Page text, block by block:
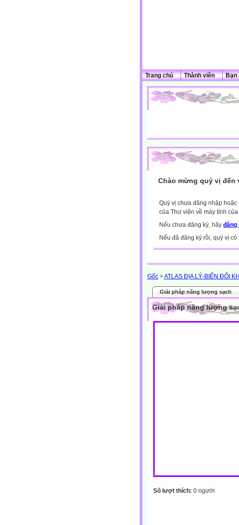
Trang chủ Thành viên Bạn
Chào mừng quý vị đến
Quý vị chưa đăng nhập
của Thư viện về máy tính
Nếu chưa đăng ký, hãy đăng
Nếu đã đăng ký rồi, quý vị
Gốc >ATLAS ĐỊA LÝ-BIẾN ĐỔI
Giải pháp năng lượng sạch
Giải pháp năng lượng
Số lượt thích: 0 người